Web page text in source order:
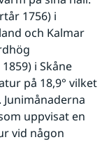
1756) i
och Kalmar
i Skåne
på 18,9° vilket
uppvisat en
vid någon